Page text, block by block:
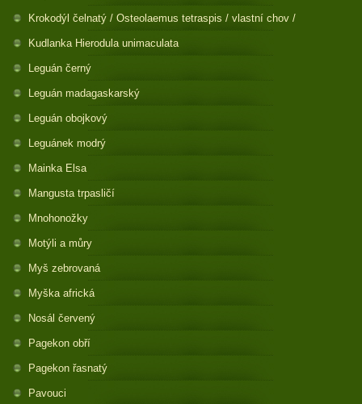
Krokodýl čelnatý / Osteolaemus tetraspis / vlastní chov /
Kudlanka Hierodula unimaculata
Leguán černý
Leguán madagaskarský
Leguán obojkový
Leguánek modrý
Mainka Elsa
Mangusta trpasličí
Mnohonožky
Motýli a můry
Myš zebrovaná
Myška africká
Nosál červený
Pagekon obří
Pagekon řasnatý
Pavouci